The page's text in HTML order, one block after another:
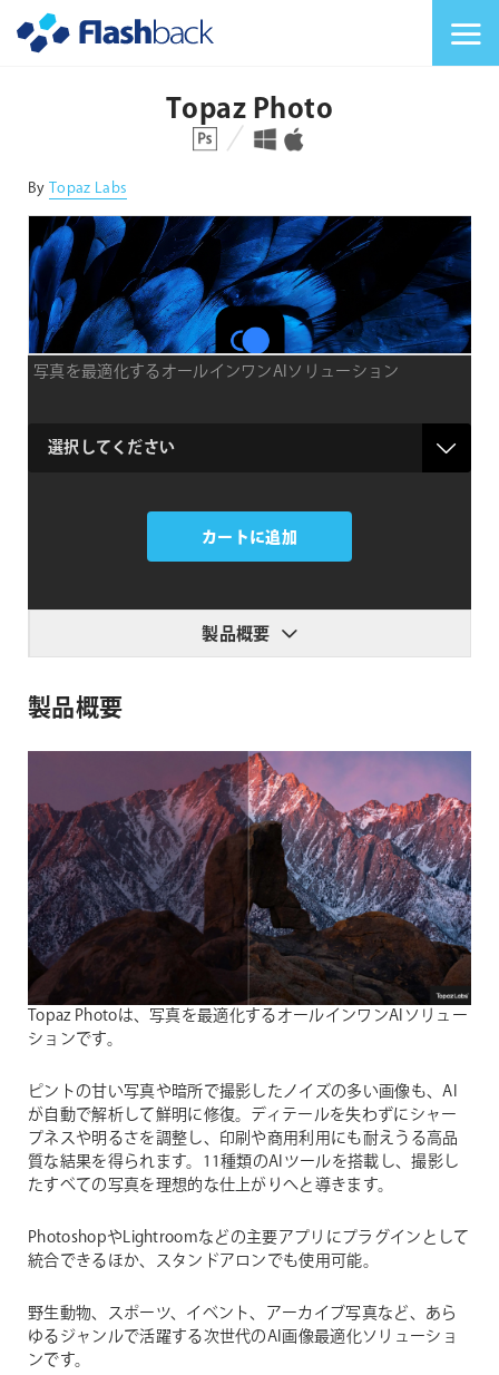
Topaz Photo
対応プラットフォーム 対応OS
By Topaz Labs
写真を最適化するオールインワンAIソリューション
product
カートに追加
製品概要
製品概要
Topaz Photoは、写真を最適化するオールインワンAIソリュー
ションです。
ピントの甘い写真や暗所で撮影したノイズの多い画像も、AI
が自動で解析して鮮明に修復。ディテールを失わずにシャー
プネスや明るさを調整し、印刷や商用利用にも耐えうる高品
質な結果を得られます。11種類のAIツールを搭載し、撮影し
たすべての写真を理想的な仕上がりへと導きます。
PhotoshopやLightroomなどの主要アプリにプラグインとして
統合できるほか、スタンドアロンでも使用可能。
野生動物、スポーツ、イベント、アーカイブ写真など、あら
ゆるジャンルで活躍する次世代のAI画像最適化ソリューショ
ンです。